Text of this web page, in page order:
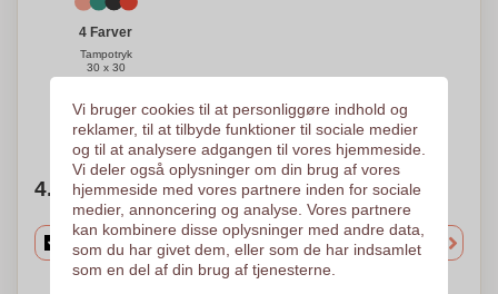
4 Farver
Tampotryk
30 x 30
Brug for hjælp?Hjælp mig med at vælge
4. Vælg mængden
Vi bruger cookies til at personliggøre indhold og
reklamer, til at tilbyde funktioner til sociale medier
og til at analysere adgangen til vores hjemmeside.
Vi deler også oplysninger om din brug af vores
hjemmeside med vores partnere inden for sociale
medier, annoncering og analyse. Vores partnere
kan kombinere disse oplysninger med andre data,
som du har givet dem, eller som de har indsamlet
som en del af din brug af tjenesterne.